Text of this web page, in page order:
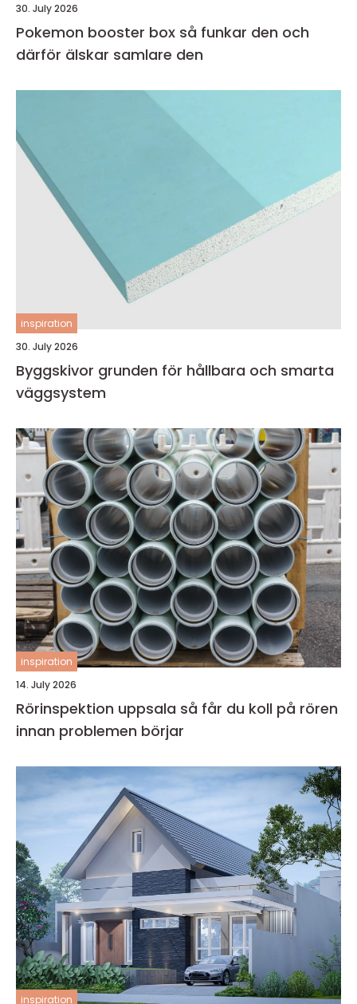
30. July 2026
Pokemon booster box så funkar den och
därför älskar samlare den
inspiration
30. July 2026
Byggskivor grunden för hållbara och smarta
väggsystem
inspiration
14. July 2026
Rörinspektion uppsala så får du koll på rören
innan problemen börjar
inspiration